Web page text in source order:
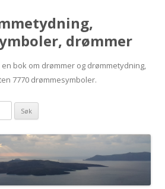
drømmer
bok om drømmer og drømmetydning,
7770 drømmesymboler.
Skip
content